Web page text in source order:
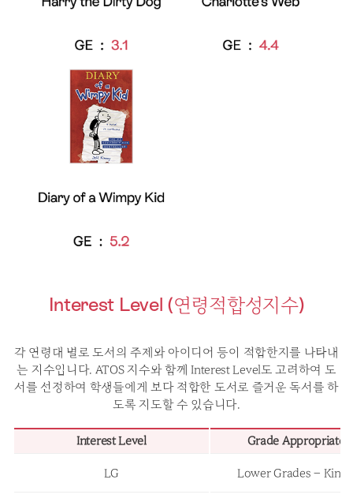
Interest Level (연령적합성지수)
각 연령대 별로 도서의 주제와 아이디어 등이 적합한지를 나타내
는 지수입니다. ATOS 지수와 함께 Interest Level도 고려하여 도
서를 선정하여 학생들에게 보다 적합한 도서로 즐거운 독서를 하
도록 지도할 수 있습니다.
Interest Level Grade
LG Lower Grades –